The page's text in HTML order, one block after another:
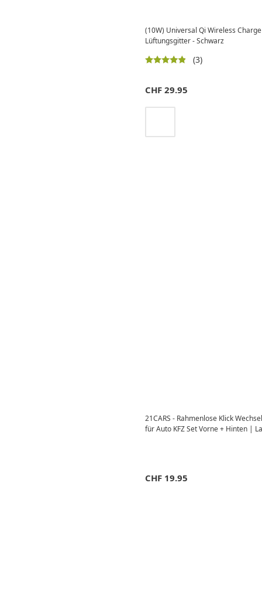
(10W) Universal Qi Wireless
Lüftungsgitter - Schwarz
(3)
CHF 29.95
21CARS - Rahmenlose Klick
für Auto KFZ Set Vorne + Hinten |
CHF 19.95